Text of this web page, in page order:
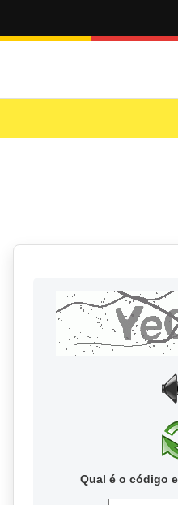
Qual é o código